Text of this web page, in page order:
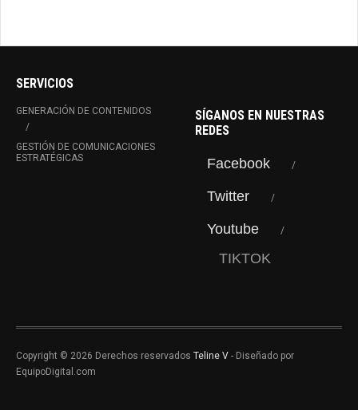
SERVICIOS
GENERACIÓN DE CONTENIDOS
GESTIÓN DE COMUNICACIONES
ESTRATÉGICAS
SÍGANOS EN NUESTRAS
REDES
Facebook
Twitter
Youtube
TIKTOK
Copyright © 2026 Derechos reservados Teline V - Diseñado por
EquipoDigital.com